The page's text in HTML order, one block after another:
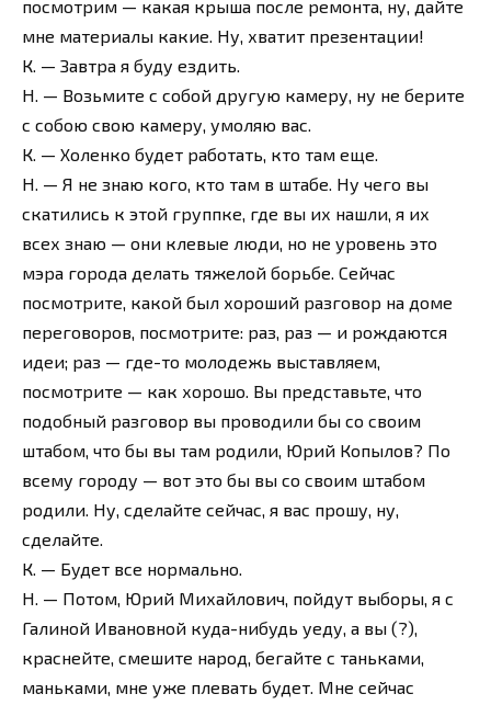
посмотрим — какая крыша после ремонта, ну, дайте
мне материалы какие. Ну, хватит презентации!
К. — Завтра я буду ездить.
Н. — Возьмите с собой другую камеру, ну не берите
с собою свою камеру, умоляю вас.
К. — Холенко будет работать, кто там еще.
Н. — Я не знаю кого, кто там в штабе. Ну чего вы
скатились к этой группке, где вы их нашли, я их
всех знаю — они клевые люди, но не уровень это
мэра города делать тяжелой борьбе. Сейчас
посмотрите, какой был хороший разговор на доме
переговоров, посмотрите: раз, раз — и рождаются
идеи; раз — где-то молодежь выставляем,
посмотрите — как хорошо. Вы представьте, что
подобный разговор вы проводили бы со своим
штабом, что бы вы там родили, Юрий Копылов? По
всему городу — вот это бы вы со своим штабом
родили. Ну, сделайте сейчас, я вас прошу, ну,
сделайте.
К. — Будет все нормально.
Н. — Потом, Юрий Михайлович, пойдут выборы, я с
Галиной Ивановной куда-нибудь уеду, а вы (?),
краснейте, смешите народ, бегайте с таньками,
маньками, мне уже плевать будет. Мне сейчас